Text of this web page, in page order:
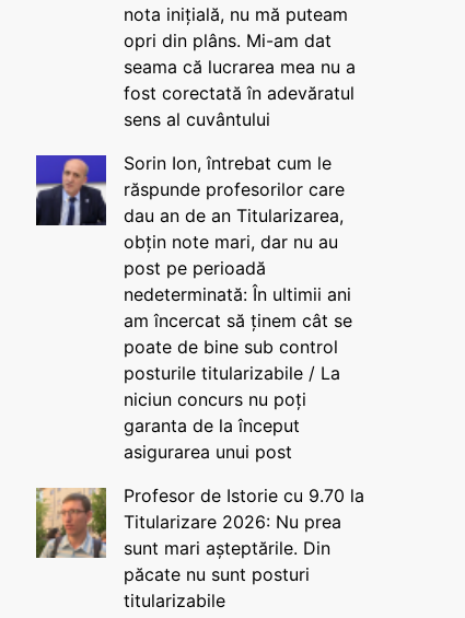
nota inițială, nu mă puteam
opri din plâns. Mi-am dat
seama că lucrarea mea nu a
fost corectată în adevăratul
sens al cuvântului
Sorin Ion, întrebat cum le
răspunde profesorilor care
dau an de an Titularizarea,
obțin note mari, dar nu au
post pe perioadă
nedeterminată: În ultimii ani
am încercat să ținem cât se
poate de bine sub control
posturile titularizabile / La
niciun concurs nu poți
garanta de la început
asigurarea unui post
Profesor de Istorie cu 9.70 la
Titularizare 2026: Nu prea
sunt mari așteptările. Din
păcate nu sunt posturi
titularizabile